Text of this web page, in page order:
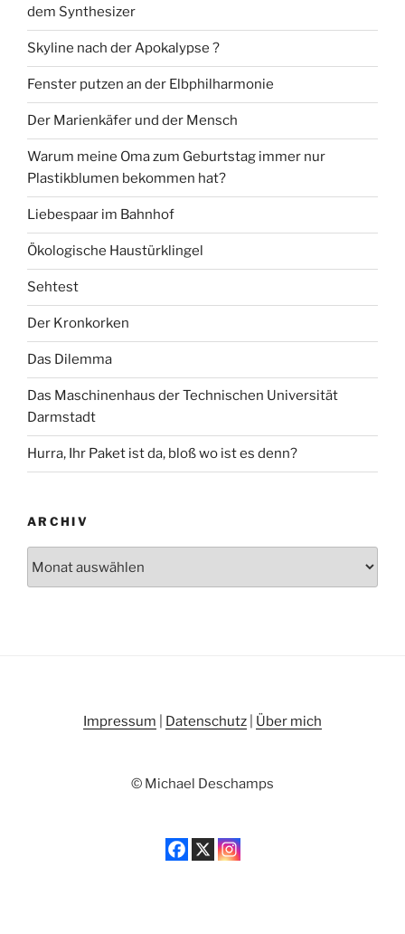
dem Synthesizer
Skyline nach der Apokalypse ?
Fenster putzen an der Elbphilharmonie
Der Marienkäfer und der Mensch
Warum meine Oma zum Geburtstag immer nur
Plastikblumen bekommen hat?
Liebespaar im Bahnhof
Ökologische Haustürklingel
Sehtest
Der Kronkorken
Das Dilemma
Das Maschinenhaus der Technischen Universität
Darmstadt
Hurra, Ihr Paket ist da, bloß wo ist es denn?
ARCHIV
Impressum Datenschutz Über mich
© Michael Deschamps